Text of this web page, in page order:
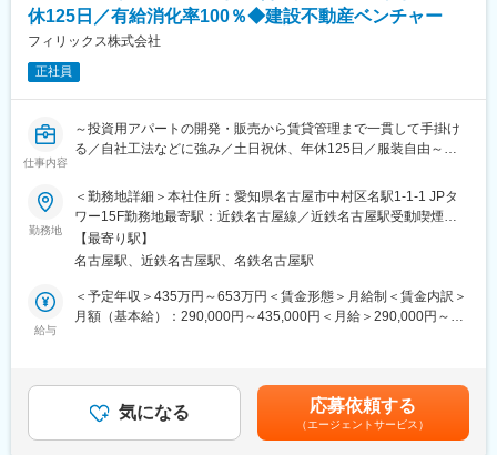
・当社では4社の住宅ブランドを展開しており、それぞれ異なるブ
ランドコンセプトや顧客層を持っています。
・本ポジションでは、4つのブランドの個性や世界観を尊重しなが
ら、ブランド戦略の企画からクリエイティブ制作まで幅広く携わ
ることが可能です。
・各ブランドの強みを活かし、お客様に選ばれる理由を形にして
いくやりがいがあります。
・イベントチラシやｗｅｂ広告等バナー作成
・ＤＭ配信
・各ショールーム受付業務、キッズ対応
・SNSの更新
■入社後の流れ：
＼未経験でも安心！みんなで作っていくフェーズの組織です／
新設部署のため、現社員も現在は外部研修を受けながらスキルア
一緒に研修を受けながら、現社員から丁寧に教育を行います。
■配属部署：女性 ２名＋リーダー(20代~30代)
◎フレックス制度あり※コアタイム13～15時
└コアタイムを利用して通院してから出勤など、自由に活用して
◎年休110日、有休取得率は100％で、5日は必ず取得していま
す！
休125日／有給消化率100％◆建設不動産ベンチャー
フィリックス株式会社
正社員
仕事内容
～投資用アパートの開発・販売から賃貸管理まで一貫して手掛け
る／自社工法などに強み／土日祝休、年休125日／服装自由～
■業務内容：
◆広報・宣伝／営業推進の概要
事業に関わる情報を収集し、社内外に発信。また、集めた情報を
資料などに加工して活用を推奨するなど、営業推進機能も担う。
さらに、イベントの企画や一部デジタル領域でのPR・マーケティ
ングも実践。
・ドキュメント作成
・メディアリレーション
勤務地
＜勤務地詳細＞本社住所：愛知県名古屋市中村区名駅1-1-1 JPタ
ワー15F勤務地最寄駅：近鉄名古屋線／近鉄名古屋駅受動喫煙対
策：屋内喫煙可能場所あり変更の範囲：会社の定める事業所
【最寄り駅】
名古屋駅、近鉄名古屋駅、名鉄名古屋駅
給与
＜予定年収＞435万円～653万円＜賃金形態＞月給制＜賃金内訳＞
月額（基本給）：290,000円～435,000円＜月給＞290,000円～
があります。月給(月額)は固定手当を含めた表記です。
気になる 応募依頼する
（エージェントサービス）